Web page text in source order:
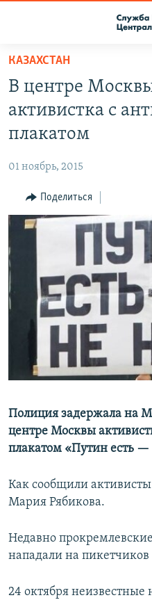
Вернуться
основному
содержанию
главной
навигации
Вернутся
поиску
ПОДПИСКА
НАСТОЯЩЕЕ ВРЕМЯ
МИГРАНТ МЕДИА
КАЗАХСТАН
В центре
активистка с
плакатом
01 ноябрь, 2015
Поделиться
Полиция задержала на
центре Москвы
плакатом «Путин есть —
Как сообщили активисты
Мария Рябикова.
Недавно
нападали на
24 октября неизвестные